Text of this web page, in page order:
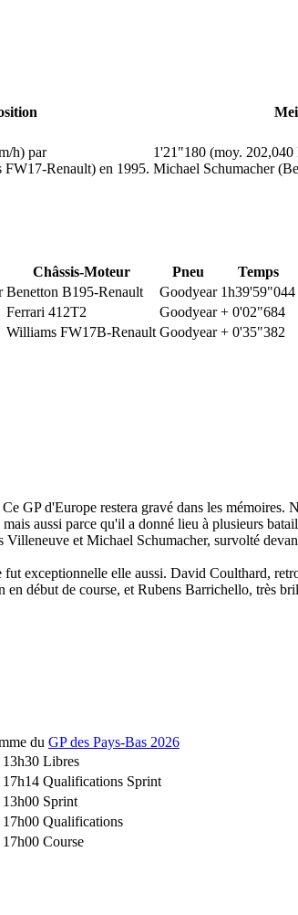
h) par
Renault) en 1995.
1'21"180 (moy. 202,040
Michael Schumacher
Châssis-Moteur Pneu Temps
Benetton B195-Renault Goodyear 1h39'59"044
Ferrari 412T2 Goodyear + 0'02"684
Williams FW17B-Renault Goodyear + 0'35"382
Ce GP d'Europe restera gravé dans les mémoires.
aussi parce qu'il a donné lieu à plusieurs
Villeneuve et Michael Schumacher, survolté
exceptionnelle elle aussi. David Coulthard,
en début de course, et Rubens Barrichello, très
du GP des Pays-Bas 2026
Libres
Qualifications Sprint
Sprint
Qualifications
Course